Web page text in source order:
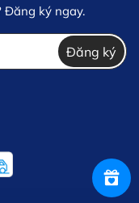
Đăng ký ngay.
Đăng ký